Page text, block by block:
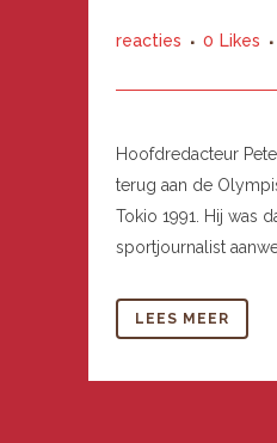
reacties 0 Likes
Hoofdredacteur
terug aan de
Tokio 1991. Hij was
sportjournalist
LEES MEER